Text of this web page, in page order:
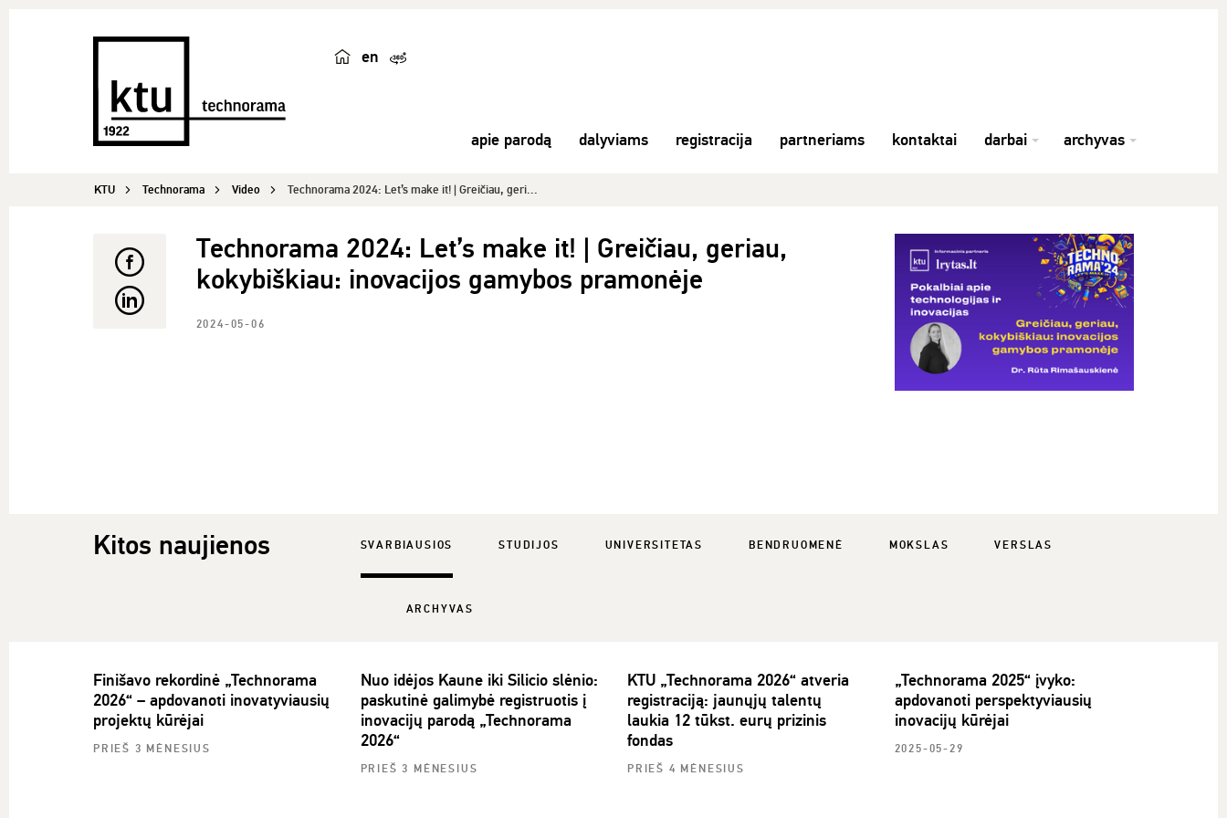
en
apie parodą dalyviams registracija partneriams kontaktai darbai archyvas
KTU Technorama Video Technorama 2024: Let’s make it! | Greičiau, geri...
Technorama 2024: Let’s make it! | Greičiau, geriau,
kokybiškiau: inovacijos gamybos pramonėje
2024-05-06
Kitos naujienos SVARBIAUSIOS STUDIJOS UNIVERSITETAS BENDRUOMENĖ MOKSLAS VERSLAS
ARCHYVAS
Finišavo rekordinė „Technorama
2026“ – apdovanoti inovatyviausių
projektų kūrėjai
PRIEŠ 3 MĖNESIUS
Nuo idėjos Kaune iki Silicio slėnio:
paskutinė galimybė registruotis į
inovacijų parodą „Technorama
2026“
PRIEŠ 3 MĖNESIUS
KTU „Technorama 2026“ atveria
registraciją: jaunųjų talentų
laukia 12 tūkst. eurų prizinis
fondas
PRIEŠ 4 MĖNESIUS
„Technorama 2025“ įvyko:
apdovanoti perspektyviausių
inovacijų kūrėjai
2025-05-29